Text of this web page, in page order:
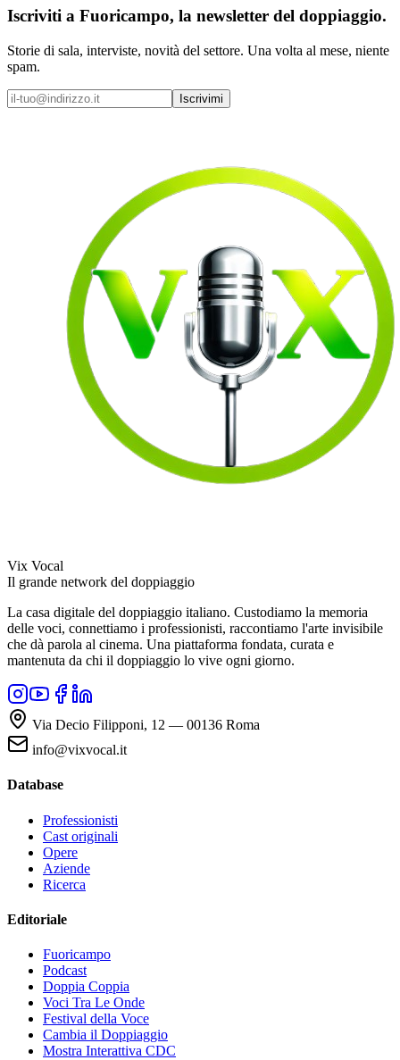
Iscriviti a Fuoricampo, la newsletter del doppiaggio.
Storie di sala, interviste, novità del settore. Una volta al mese, niente
spam.
Iscrivimi
Vix Vocal
Il grande network del doppiaggio
La casa digitale del doppiaggio italiano. Custodiamo la memoria
delle voci, connettiamo i professionisti, raccontiamo l'arte invisibile
che dà parola al cinema. Una piattaforma fondata, curata e
mantenuta da chi il doppiaggio lo vive ogni giorno.
Via Decio Filipponi, 12 — 00136 Roma
info@vixvocal.it
Database
Professionisti
Cast originali
Opere
Aziende
Ricerca
Editoriale
Fuoricampo
Podcast
Doppia Coppia
Voci Tra Le Onde
Festival della Voce
Cambia il Doppiaggio
Mostra Interattiva CDC